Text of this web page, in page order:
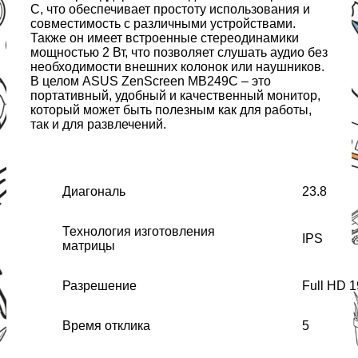
C, что обеспечивает простоту использования и
совместимость с различными устройствами.
Также он имеет встроенные стереодинамики
мощностью 2 Вт, что позволяет слушать аудио без
необходимости внешних колонок или наушников.
В целом ASUS ZenScreen MB249C – это
портативный, удобный и качественный монитор,
который может быть полезным как для работы,
так и для развлечений.
Диагональ 23.8
Технология изготовления
матрицы
IPS
Разрешение Full HD
Время отклика 5